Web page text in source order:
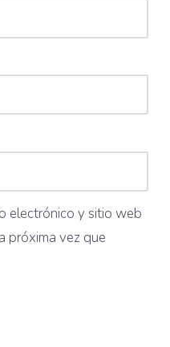
electrónico y sitio web
próxima vez que